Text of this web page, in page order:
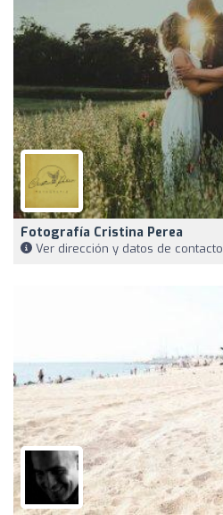
Fotografía Cristina Perea
Ver dirección y datos de contacto